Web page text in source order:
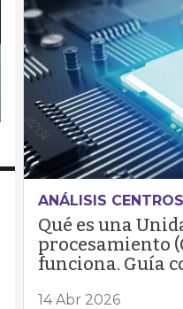
ANÁLISIS
Qué es una
procesamiento
funciona. Guía
14 Abr 2026